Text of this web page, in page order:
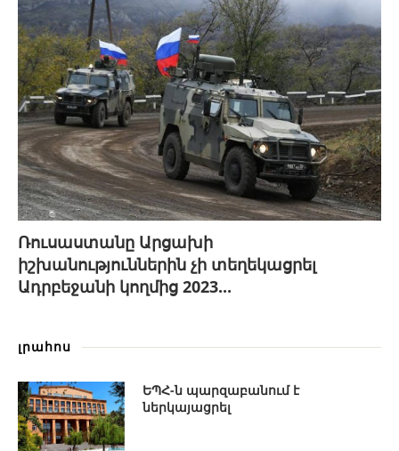
Ռուսաստանը Արցախի
իշխանություններին չի տեղեկացրել
Ադրբեջանի կողմից 2023...
լրահոս
ԵՊՀ-ն պարզաբանում է
ներկայացրել